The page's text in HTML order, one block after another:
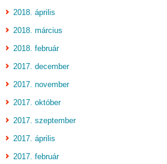
2018. április
2018. március
2018. február
2017. december
2017. november
2017. október
2017. szeptember
2017. április
2017. február